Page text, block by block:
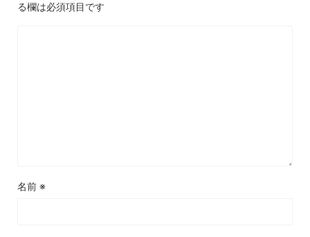
る欄は必須項目です
名前 ※